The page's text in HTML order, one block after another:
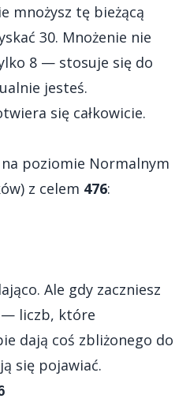
mnożysz tę bieżącą
30. Mnożenie nie
8 — stosuje się do
jesteś.
się całkowicie.
poziomie Normalnym
z celem 476:
Ale gdy zaczniesz
— liczb, które
dają coś zbliżonego do
się pojawiać.